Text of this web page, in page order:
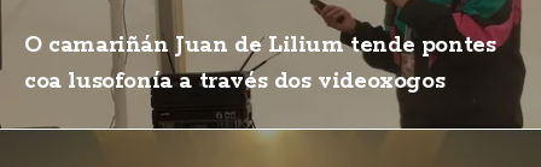
O camariñán Juan de Lilium tende pontes
coa lusofonía a través dos videoxogos